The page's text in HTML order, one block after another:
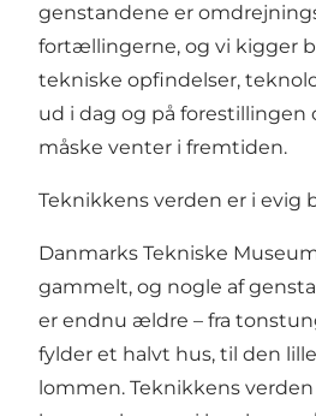
genstandene er
fortællingerne, og vi kigger
tekniske opfindelser,
ud i dag og på forestillingen
måske venter i fremtiden.
Teknikkens verden er i evig
Danmarks Tekniske
gammelt, og nogle af
er endnu ældre – fra
fylder et halvt hus, til den
lommen. Teknikkens